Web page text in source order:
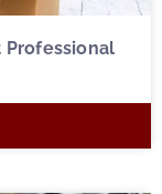
Professional